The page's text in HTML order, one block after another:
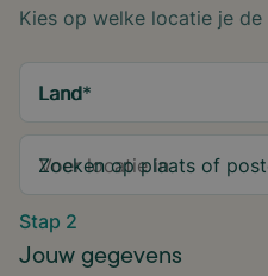
Kies op welke locatie je
Land*
Zoeken op plaats of
Stap 2
Jouw gegevens